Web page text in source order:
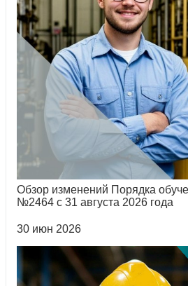
Обзор изменений Порядка
№2464 с 31 августа 2026 года
30 июн 2026